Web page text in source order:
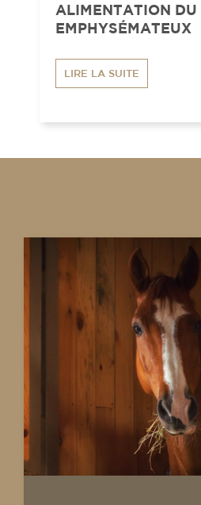
ALIMENTATION DU
EMPHYSÉMATEUX
LIRE LA SUITE